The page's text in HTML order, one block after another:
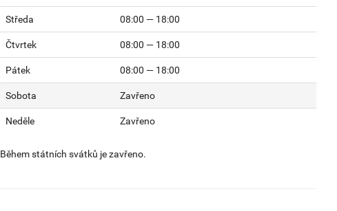
Středa 08:00 — 18:00
Čtvrtek 08:00 — 18:00
Pátek 08:00 — 18:00
Sobota Zavřeno
Neděle Zavřeno
Během státních svátků je zavřeno.